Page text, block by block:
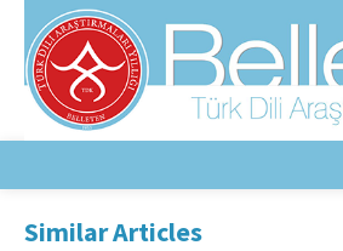
Similar Articles